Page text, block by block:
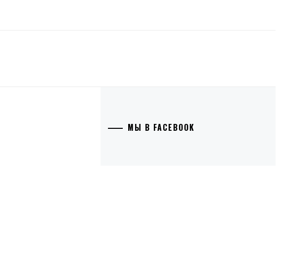
МЫ В FACEBOOK